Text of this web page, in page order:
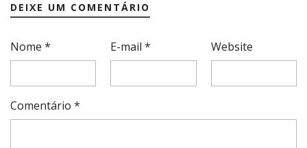
DEIXE UM COMENTÁRIO
Nome * E-mail* Website
Comentário *